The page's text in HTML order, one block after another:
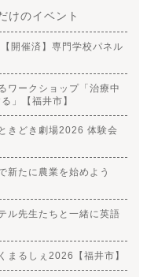
けのイベント
開催済】専門学校パネル
ワークショップ「治療中
」【福井市】
きどき劇場2026 体験会
たに農業を始めよう
ル先生たちと一緒に英語
るしぇ2026【福井市】